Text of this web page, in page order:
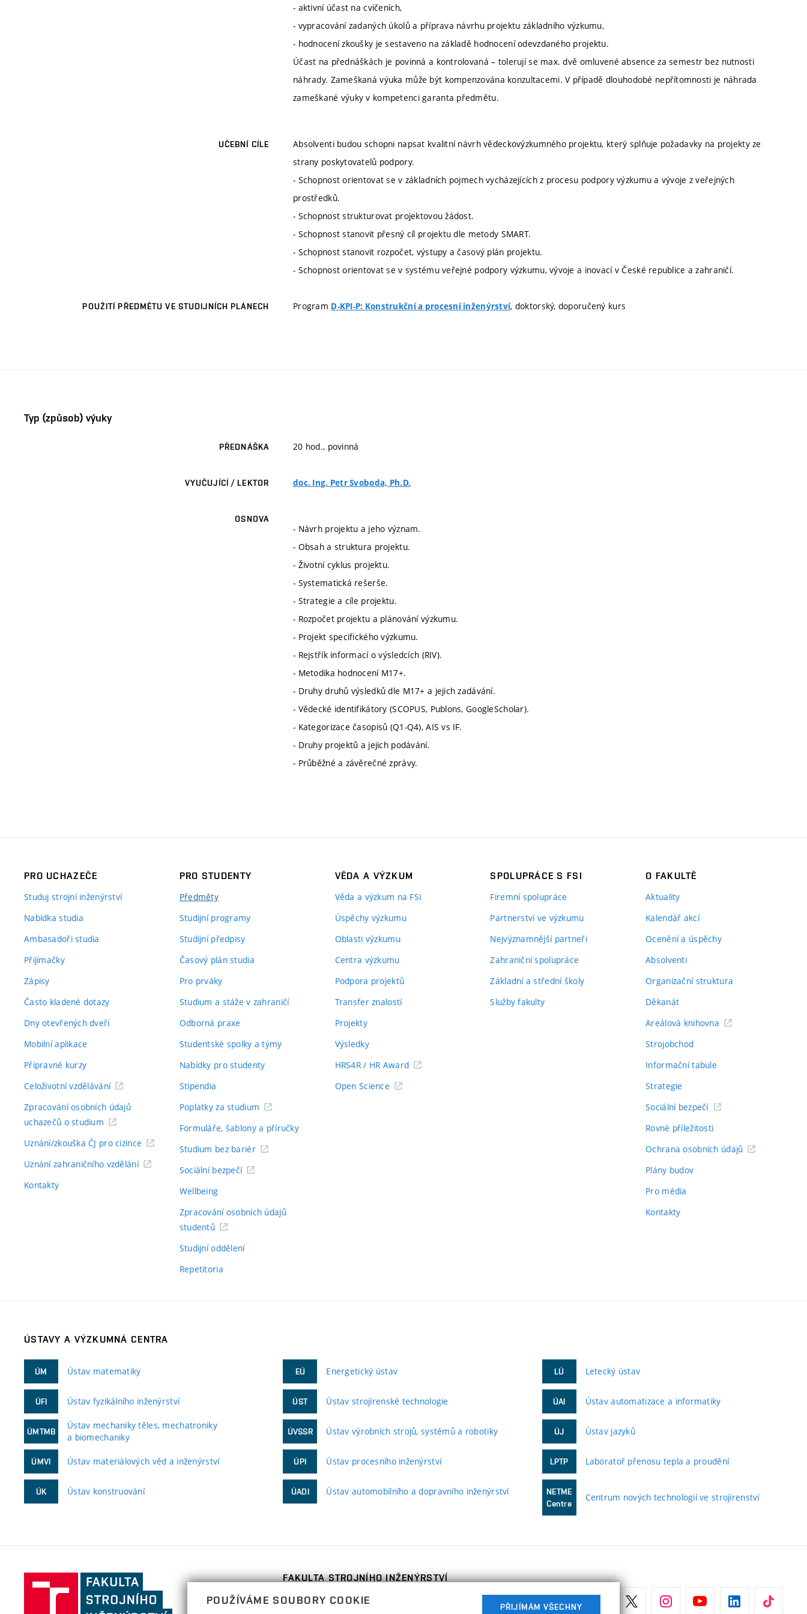
- aktivní účast na cvičeních,
- vypracování zadaných úkolů a příprava návrhu projektu základního výzkumu,
- hodnocení zkoušky je sestaveno na základě hodnocení odevzdaného projektu.
Účast na přednáškách je povinná a kontrolovaná – tolerují se max. dvě omluvené absence za semestr bez nutnosti
náhrady. Zameškaná výuka může být kompenzována konzultacemi. V případě dlouhodobé nepřítomnosti je náhrada
zameškané výuky v kompetenci garanta předmětu.
UČEBNÍ CÍLE
Absolventi budou schopni napsat kvalitní návrh vědeckovýzkumného projektu, který splňuje požadavky na projekty ze
strany poskytovatelů podpory.
- Schopnost orientovat se v základních pojmech vycházejících z procesu podpory výzkumu a vývoje z veřejných
prostředků.
- Schopnost strukturovat projektovou žádost.
- Schopnost stanovit přesný cíl projektu dle metody SMART.
- Schopnost stanovit rozpočet, výstupy a časový plán projektu.
- Schopnost orientovat se v systému veřejné podpory výzkumu, vývoje a inovací v České republice a zahraničí.
POUŽITÍ PŘEDMĚTU VE STUDIJNÍCH PLÁNECH Program D-KPI-P: Konstrukční a procesní inženýrství, doktorský, doporučený kurs
Typ (způsob) výuky
PŘEDNÁŠKA 20 hod., povinná
VYUČUJÍCÍ / LEKTOR doc. Ing. Petr Svoboda, Ph.D.
OSNOVA
- Návrh projektu a jeho význam.
- Obsah a struktura projektu.
- Životní cyklus projektu.
- Systematická rešerše.
- Strategie a cíle projektu.
- Rozpočet projektu a plánování výzkumu.
- Projekt specifického výzkumu.
- Rejstřík informací o výsledcích (RIV).
- Metodika hodnocení M17+.
- Druhy druhů výsledků dle M17+ a jejich zadávání.
- Vědecké identifikátory (SCOPUS, Publons, GoogleScholar).
- Kategorizace časopisů (Q1-Q4), AIS vs IF.
- Druhy projektů a jejich podávání.
- Průběžné a závěrečné zprávy.
PRO UCHAZEČE
Studuj strojní inženýrství
Nabídka studia
Ambasadoři studia
Přijímačky
Zápisy
Často kladené dotazy
Dny otevřených dveří
Mobilní aplikace
Přípravné kurzy
Celoživotní vzdělávání
Zpracování osobních údajů
uchazečů o studium
Uznání/zkouška ČJ pro cizince
Uznání zahraničního vzdělání
Kontakty
PRO STUDENTY
Předměty
Studijní programy
Studijní předpisy
Časový plán studia
Pro prváky
Studium a stáže v zahraničí
Odborná praxe
Studentské spolky a týmy
Nabídky pro studenty
Stipendia
Poplatky za studium
Formuláře, šablony a příručky
Studium bez bariér
Sociální bezpečí
Wellbeing
Zpracování osobních údajů
studentů
Studijní oddělení
Repetitoria
VĚDA A VÝZKUM
Věda a výzkum na FSI
Úspěchy výzkumu
Oblasti výzkumu
Centra výzkumu
Podpora projektů
Transfer znalostí
Projekty
Výsledky
HRS4R / HR Award
Open Science
SPOLUPRÁCE S FSI
Firemní spolupráce
Partnerství ve výzkumu
Nejvýznamnější partneři
Zahraniční spolupráce
Základní a střední školy
Služby fakulty
O FAKULTĚ
Aktuality
Kalendář akcí
Ocenění a úspěchy
Absolventi
Organizační struktura
Děkanát
Areálová knihovna
Strojobchod
Informační tabule
Strategie
Sociální bezpečí
Rovné příležitosti
Ochrana osobních údajů
Plány budov
Pro média
Kontakty
ÚSTAVY A VÝZKUMNÁ CENTRA
ÚM Ústav matematiky
ÚFI Ústav fyzikálního inženýrství
ÚMTMB
Ústav mechaniky těles, mechatroniky
a biomechaniky
ÚMVI Ústav materiálových věd a inženýrství
ÚK Ústav konstruování
EÚ Energetický ústav
ÚST Ústav strojírenské technologie
ÚVSSR Ústav výrobních strojů, systémů a robotiky
ÚPI Ústav procesního inženýrství
ÚADI Ústav automobilního a dopravního inženýrství
LÚ Letecký ústav
ÚAI Ústav automatizace a informatiky
ÚJ Ústav jazyků
LPTP Laboratoř přenosu tepla a proudění
NETME
Centre
Centrum nových technologií ve strojírenství
Fakulta
inženýrství,
FAKULTA STROJNÍHO INŽENÝRSTVÍ
Technická 2896/2
POUŽÍVÁME SOUBORY COOKIE
PŘIJÍMÁM VŠECHNY